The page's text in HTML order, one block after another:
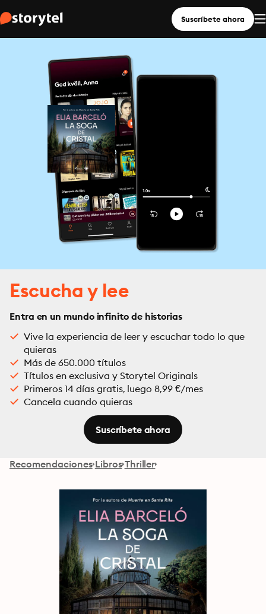
Suscríbete ahora
Escucha y lee
Entra en un mundo infinito de historias
Vive la experiencia de leer y escuchar todo lo que
quieras
Más de 650.000 títulos
Títulos en exclusiva y Storytel Originals
Primeros 14 días gratis, luego 8,99 €/mes
Cancela cuando quieras
Suscríbete ahora
Recomendaciones Libros Thriller